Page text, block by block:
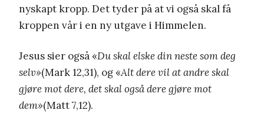
nyskapt kropp. Det tyder på at vi også skal få
kroppen vår i en ny utgave i Himmelen.
Jesus sier også «Du skal elske din neste som deg
selv»(Mark 12,31), og «Alt dere vil at andre skal
gjøre mot dere, det skal også dere gjøre mot
dem»(Matt 7,12).